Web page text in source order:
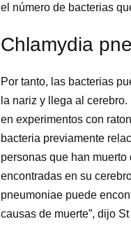
el número de bacterias
Chlamydia
Por tanto, las bacterias
la nariz y llega al
en experimentos con
bacteria previamente
personas que han
encontradas en su
pneumoniae puede
causas de muerte”, dijo